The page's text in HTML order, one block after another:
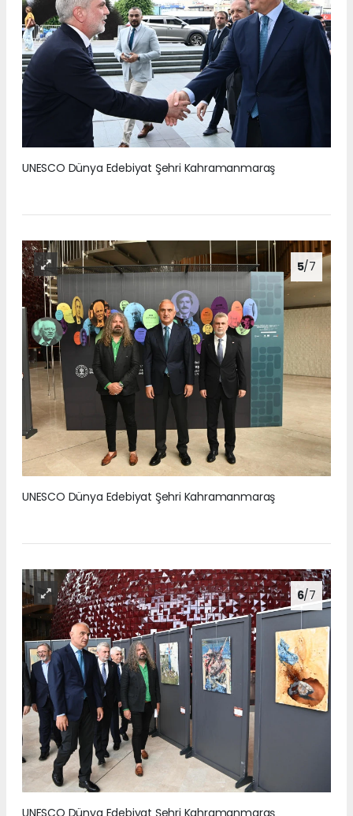
UNESCO Dünya Edebiyat Şehri Kahramanmaraş
5/7
UNESCO Dünya Edebiyat Şehri Kahramanmaraş
6/7